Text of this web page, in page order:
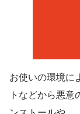
お使いの環境に
トなどから悪意